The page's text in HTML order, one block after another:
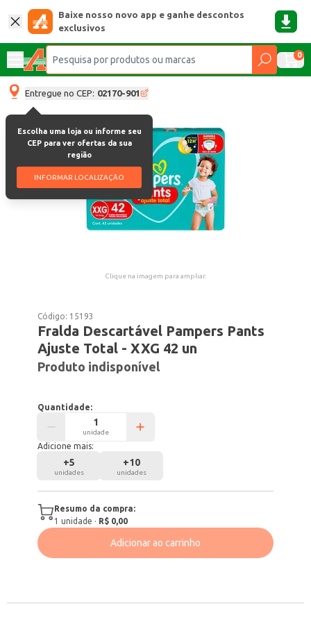
Baixe nosso novo app e ganhe descontos
exclusivos
0
Entregue no CEP: 02170-901
Escolha uma loja ou informe seu
CEP para ver ofertas da sua
região
INFORMAR LOCALIZAÇÃO
Clique na imagem para ampliar.
Código: 15193
Fralda Descartável Pampers Pants
Ajuste Total - XXG 42 un
Produto indisponível
Quantidade:
unidade
Adicione mais:
+5
unidades
+10
unidades
Resumo da compra:
1 unidade · R$ 0,00
Adicionar ao carrinho